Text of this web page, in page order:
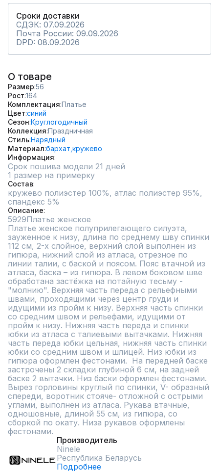
Сроки доставки
СДЭК: 07.09.2026
Почта России: 09.09.2026
DPD: 08.09.2026
О товаре
Размер 56
Рост 164
Комплектация Платье
Цвет синий
Сезон Круглогодичный
Коллекция Праздничная
СтильНарядный
Материал бархат, кружево
Информация
Срок пошива модели 21 дней
1 размер на примерку
Состав
кружево полиэстер 100%, атлас полиэстер 95%,
спандекс 5%
Описание
5929Платье женское
Платье женское полуприлегающего силуэта,
зауженное к низу, длина по среднему шву спинки
112 см, 2-х слойное, верхний слой выполнен из
гипюра, нижний слой из атласа, отрезное по
линии талии, с баской и поясом. Пояс втачной из
атласа, баска – из гипюра. В левом боковом шве
обработана застёжка на потайную тесьму -
"молнию". Верхняя часть переда с рельефными
швами, проходящими через центр груди и
идущими из пройм к низу. Верхняя часть спинки
со средним швом и рельефами, идущими от
пройм к низу. Нижняя часть переда и спинки
юбки из атласа с талиевыми вытачками. Нижняя
часть переда юбки цельная, нижняя часть спинки
юбки со средним швом и шлицей. Низ юбки из
гипюра оформлен фестонами.  На передней баске
застрочены 2 складки глубиной 6 см, на задней
баске 2 вытачки. Низ баски оформлен фестонами.
Вырез горловины круглый по спинки, V- образный
спереди, воротник стояче- отложной с острыми
углами, выполнен из атласа. Рукава втачные,
одношовные, длиной 55 см, из гипюра, со
сборкой по окату. Низа рукавов оформлены
фестонами.
Производитель
Ninele
Республика Беларусь
Подробнее